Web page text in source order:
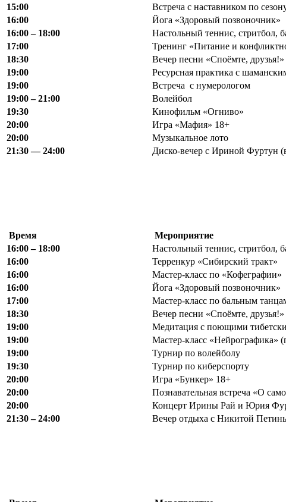
15:00
Встреча с наставником по
16:00
Йога «Здоровый позвоночник»
16:00 – 18:00 Настольный теннис, стритбол,
17:00
Тренинг «Питание и
18:30
Вечер песни «Споёмте, друзья!»
19:00
Ресурсная практика с
19:00
Встреча с нумерологом
19:00 – 21:00 Волейбол
19:30
Кинофильм «Огниво»
20:00
Игра «Мафия» 18+
20:00
Музыкальное лото
21:30 — 24:00 Диско-вечер с Ириной Фуртун
Время Мероприятие
16:00 – 18:00
Настольный теннис, стритбол,
16:00
Терренкур «Сибирский тракт»
16:00
Мастер-класс по «Кофеграфии»
16:00
Йога «Здоровый позвоночник»
17:00
Мастер-класс по бальным
18:30
Вечер песни «Споёмте, друзья!»
19:00
Медитация с поющими
19:00
Мастер-класс «Нейрографика»
19:00
Турнир по волейболу
19:30
Турнир по киберспорту
20:00
Игра «Бункер» 18+
20:00
Познавательная встреча «О
20:00
Концерт Ирины Рай и Юрия
21:30 – 24:00
Вечер отдыха с Никитой